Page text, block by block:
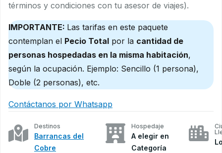
términos y condiciones con tu asesor de viajes).
IMPORTANTE: Las tarifas en este paquete
contemplan el Pecio Total por la cantidad de
personas hospedadas en la misma habitación,
según la ocupación. Ejemplo: Sencillo (1 persona),
Doble (2 personas), etc.
Contáctanos por Whatsapp
Destinos
Barrancas del
Cobre
Hospedaje
A elegir en
Categoría